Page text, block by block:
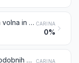
Žlindrina volna, kamena volna in podobne mineralne volne; listasti vermikulit, ekspandirane gline, penasta žlindra in podobni ekspandirani mineralni materiali; mešanice in izdelki iz mineralnih materialov za toplotno ali zvočno izolacijo ali za absorbcijo zvoka, razen izdelkov iz tarifnih številk 6811, 6812 ali iz poglavja 69 CARINA
0%
Izdelki iz asfalta ali iz podobnih materialov (npr. iz naftnega bitumna ali iz premogove katranske smole) CARINA